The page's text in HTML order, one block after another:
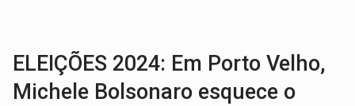
ELEIÇÕES 2024: Em Porto Velho,
Michele Bolsonaro esquece o